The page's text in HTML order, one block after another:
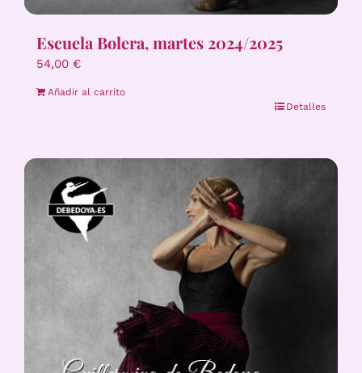
Escuela Bolera, martes 2024/2025
54,00 €
Añadir al carrito
Detalles